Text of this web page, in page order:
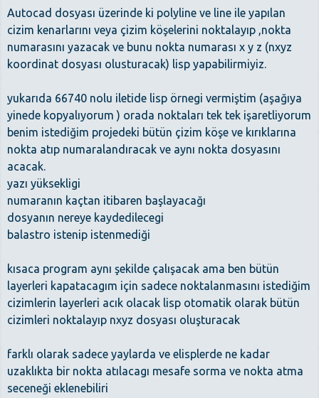
Autocad dosyası üzerinde ki polyline ve line ile yapılan
cizim kenarlarını veya çizim köşelerini noktalayıp ,nokta
numarasını yazacak ve bunu nokta numarası x y z (nxyz
koordinat dosyası olusturacak) lisp yapabilirmiyiz.
yukarıda 66740 nolu iletide lisp örnegi vermiştim (aşağıya
yinede kopyalıyorum ) orada noktaları tek tek işaretliyorum
benim istediğim projedeki bütün çizim köşe ve kırıklarına
nokta atıp numaralandıracak ve aynı nokta dosyasını
acacak.
yazı yüksekligi
numaranın kaçtan itibaren başlayacağı
dosyanın nereye kaydedilecegi
balastro istenip istenmediği
kısaca program aynı şekilde çalışacak ama ben bütün
layerleri kapatacagım için sadece noktalanmasını istediğim
cizimlerin layerleri acık olacak lisp otomatik olarak bütün
cizimleri noktalayıp nxyz dosyası oluşturacak
farklı olarak sadece yaylarda ve elisplerde ne kadar
uzaklıkta bir nokta atılacagı mesafe sorma ve nokta atma
seceneği eklenebiliri